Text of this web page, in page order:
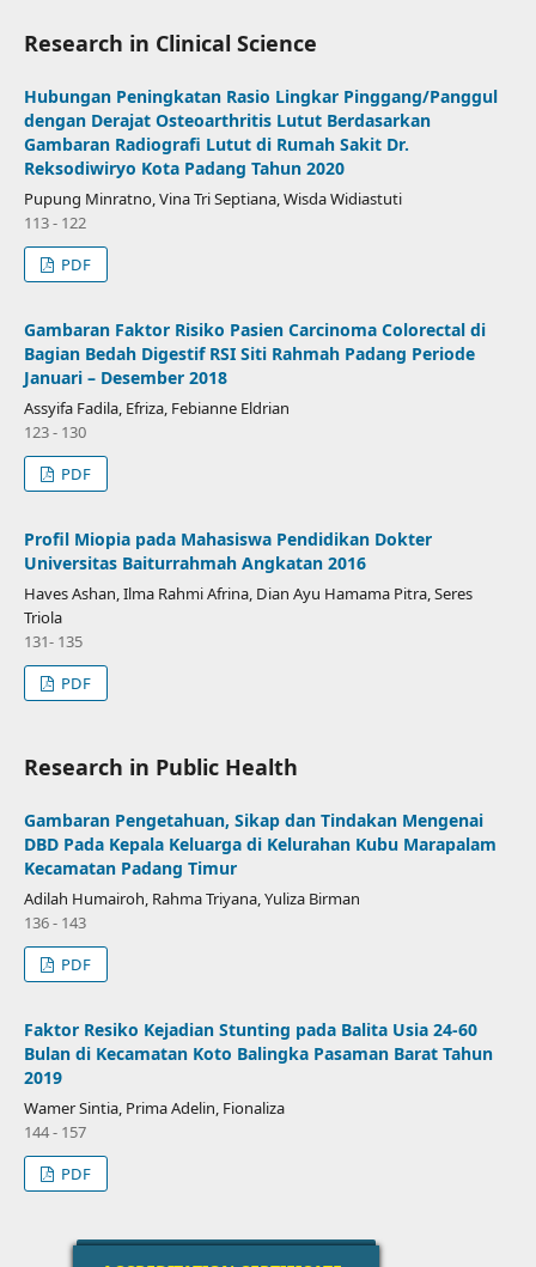
Research in Clinical Science
Hubungan Peningkatan Rasio Lingkar Pinggang/Panggul
dengan Derajat Osteoarthritis Lutut Berdasarkan
Gambaran Radiografi Lutut di Rumah Sakit Dr.
Reksodiwiryo Kota Padang Tahun 2020
Pupung Minratno, Vina Tri Septiana, Wisda Widiastuti
113 - 122
PDF
Gambaran Faktor Risiko Pasien Carcinoma Colorectal di
Bagian Bedah Digestif RSI Siti Rahmah Padang Periode
Januari – Desember 2018
Assyifa Fadila, Efriza, Febianne Eldrian
123 - 130
PDF
Profil Miopia pada Mahasiswa Pendidikan Dokter
Universitas Baiturrahmah Angkatan 2016
Haves Ashan, Ilma Rahmi Afrina, Dian Ayu Hamama Pitra, Seres
Triola
131- 135
PDF
Research in Public Health
Gambaran Pengetahuan, Sikap dan Tindakan Mengenai
DBD Pada Kepala Keluarga di Kelurahan Kubu Marapalam
Kecamatan Padang Timur
Adilah Humairoh, Rahma Triyana, Yuliza Birman
136 - 143
PDF
Faktor Resiko Kejadian Stunting pada Balita Usia 24-60
Bulan di Kecamatan Koto Balingka Pasaman Barat Tahun
2019
Wamer Sintia, Prima Adelin, Fionaliza
144 - 157
PDF